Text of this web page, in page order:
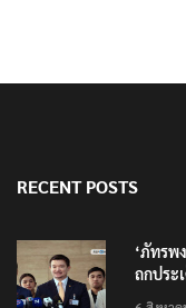
RECENT POSTS
‘ภัทรพ
ถกประ